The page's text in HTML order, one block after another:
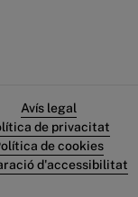
Avís legal
de privacitat
de cookies
d'accessibilitat